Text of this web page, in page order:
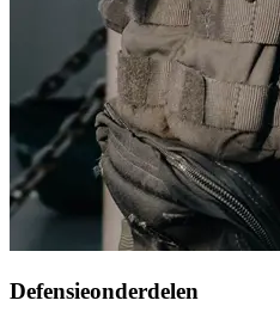
Defensieonderdelen